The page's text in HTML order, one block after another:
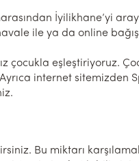
İyilikhane’yi
ile ya da online
çocukla eşleştiriyoruz.
internet sitemizden
Bu miktarı